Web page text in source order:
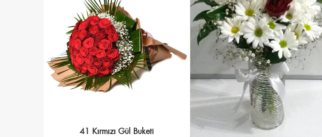
41 Kırmızı Gül Buketi